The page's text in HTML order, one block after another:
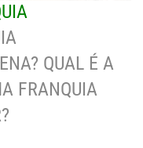
QUAL É A
FRANQUIA